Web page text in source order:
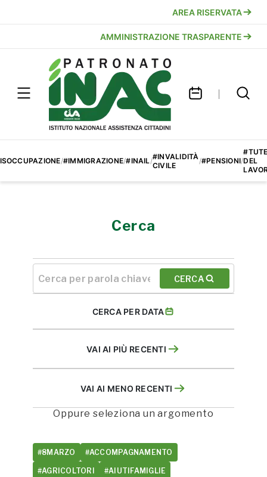
AREA RISERVATA
AMMINISTRAZIONE TRASPARENTE
/#IMMIGRAZIONE/#INAIL/#INVALIDITÀ
CIVILE
/#PENSIONI/DEL
Cerca
CERCA
CERCA PER DATA
VAI AI PIÙ RECENTI
VAI AI MENO RECENTI
Oppure seleziona un argomento
#8MARZO #ACCOMPAGNAMENTO
#AGRICOLTORI #AIUTIFAMIGLIE